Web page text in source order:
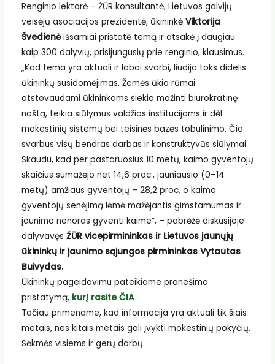
Renginio lektorė – ŽŪR konsultantė, Lietuvos galvijų
veisėjų asociacijos prezidentė, ūkininkė Viktorija
Švedienėišsamiai pristatė temą ir atsakė į daugiau
kaip 300 dalyvių, prisijungusių prie renginio, klausimus.
„Kad tema yra aktuali ir labai svarbi, liudija toks didelis
ūkininkų susidomėjimas. Žemės ūkio rūmai
atstovaudami ūkininkams siekia mažinti biurokratinę
naštą, teikia siūlymus valdžios institucijoms ir dėl
mokestinių sistemų bei teisinės bazės tobulinimo. Čia
svarbus visų bendras darbas ir konstruktyvūs siūlymai.
Skaudu, kad per pastaruosius 10 metų, kaimo gyventojų
skaičius sumažėjo net 14,6 proc., jauniausio (0–14
metų) amžiaus gyventojų – 28,2 proc, o kaimo
gyventojų senėjimą lėmė mažėjantis gimstamumas ir
jaunimo nenoras gyventi kaime”, – pabrėžė diskusijoje
dalyvavęs ŽŪR vicepirmininkas ir Lietuvos jaunųjų
ūkininkų ir jaunimo sąjungos pirmininkas Vytautas
Buivydas.
Ūkininkų pageidavimu pateikiame pranešimo
pristatymą,kurį rasite ČIA
Tačiau primename, kad informacija yra aktuali tik šiais
metais, nes kitais metais gali įvykti mokestinių pokyčių.
Sėkmės visiems ir gerų darbų.